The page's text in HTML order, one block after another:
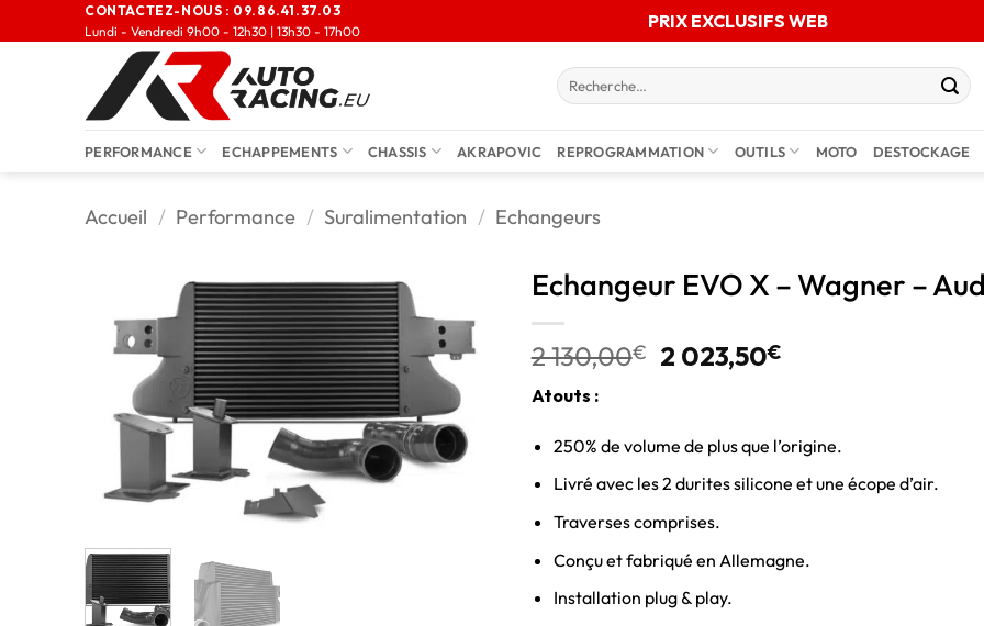
CONTACTEZ-NOUS : 09.86.41.37.03
Lundi - Vendredi 9h00 - 12h30 | 13h30 - 17h00
PRIX EXCLUSIFS WEB
PERFORMANCE ECHAPPEMENTS CHASSIS AKRAPOVIC REPROGRAMMATION OUTILS MOTO DESTOCKAGE
Accueil / Performance / Suralimentation / Echangeurs
Echangeur EVO X – Wagner –
2 130,00€ 2 023,50€
Atouts :
250% de volume de plus que l’origine.
Livré avec les 2 durites silicone et une écope d’air.
Traverses comprises.
Conçu et fabriqué en Allemagne.
Installation plug & play.